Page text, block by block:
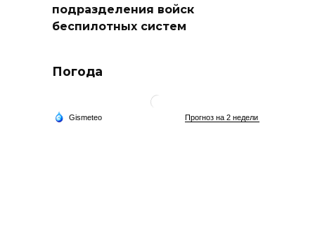
подразделения войск
беспилотных систем
Погода